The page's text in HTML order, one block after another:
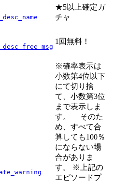
★5以上確定ガ
チャ
1回無料！
※確率表示は
小数第4位以下
にて切り捨
て、小数第3位
まで表示しま
す。 そのた
め、すべて合
算しても100％
にならない場
合がありま
す。 ※上記の
エピソードプ